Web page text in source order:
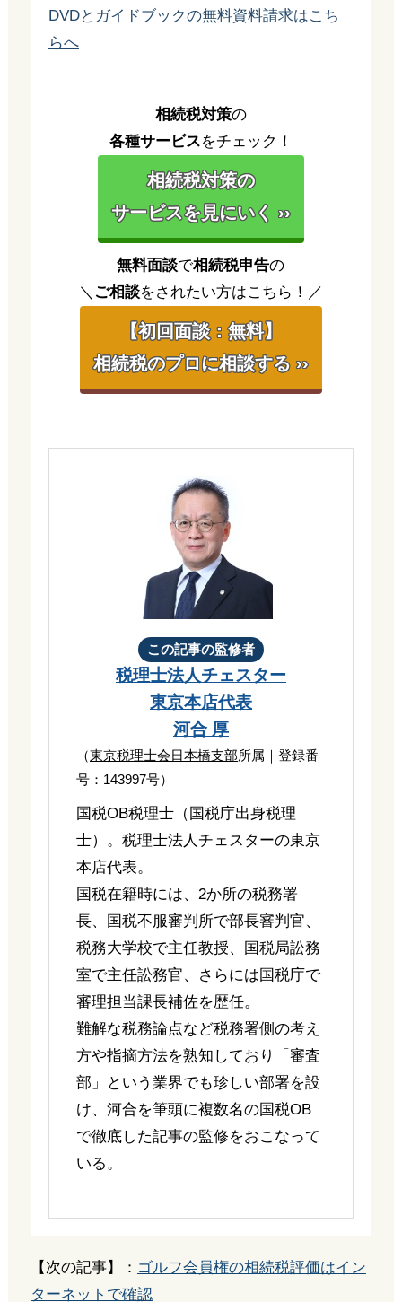
DVDとガイドブックの無料資料請求はこち
らへ
相続税対策の
各種サービスをチェック！
相続税対策の
サービスを見にいく ››
無料面談で相続税申告の
＼ ご相談をされたい方はこちら！／
【初回面談：無料】
相続税のプロに相談する ››
この記事の監修者
税理士法人チェスター
東京本店代表
河合 厚
（東京税理士会日本橋支部所属｜登録番
号：143997号）
国税OB税理士（国税庁出身税理
士）。税理士法人チェスターの東京
本店代表。
国税在籍時には、2か所の税務署
長、国税不服審判所で部長審判官、
税務大学校で主任教授、国税局訟務
室で主任訟務官、さらには国税庁で
審理担当課長補佐を歴任。
難解な税務論点など税務署側の考え
方や指摘方法を熟知しており「審査
部」という業界でも珍しい部署を設
け、河合を筆頭に複数名の国税OB
で徹底した記事の監修をおこなって
いる。
【次の記事】： ゴルフ会員権の相続税評価はイン
ターネットで確認